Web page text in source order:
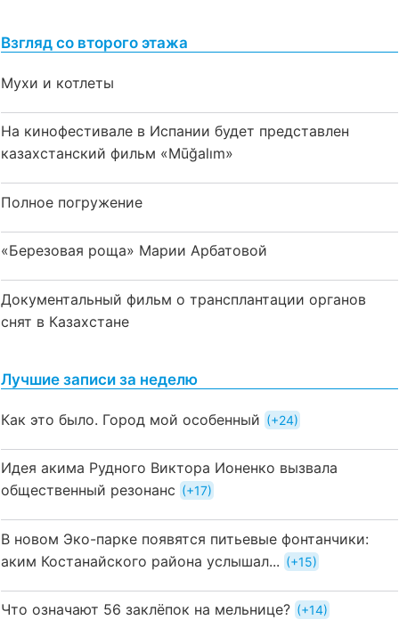
Взгляд со второго этажа
Мухи и котлеты
На кинофестивале в Испании будет представлен
казахстанский фильм «Mūğalım»
Полное погружение
«Березовая роща» Марии Арбатовой
Документальный фильм о трансплантации органов
снят в Казахстане
Лучшие записи за неделю
Как это было. Город мой особенный +24
Идея акима Рудного Виктора Ионенко вызвала
общественный резонанс
+17
В новом Эко-парке появятся питьевые фонтанчики:
аким Костанайского района услышал...
+15
Что означают 56 заклёпок на мельнице? +14